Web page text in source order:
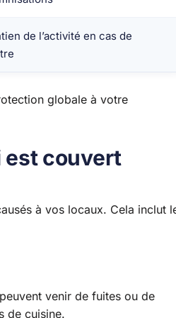
de l’activité en cas de
globale à votre
est couvert
à vos locaux. Cela inclut
venir de fuites ou de
de cuisine.